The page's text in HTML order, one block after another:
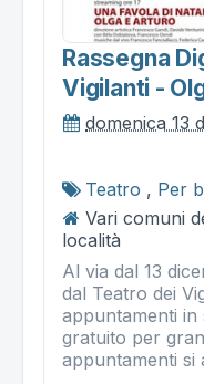
Rassegna
Vigilanti -
domenica 13
Teatro , Per
Vari comuni
località
Al via dal 13
dal Teatro dei
appuntamenti in
gratuito per
appuntamenti si